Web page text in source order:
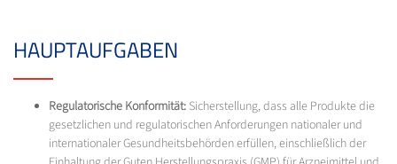
HAUPTAUFGABEN
Regulatorische Konformität: Sicherstellung, dass alle Produkte die
gesetzlichen und regulatorischen Anforderungen nationaler und
internationaler Gesundheitsbehörden erfüllen, einschließlich der